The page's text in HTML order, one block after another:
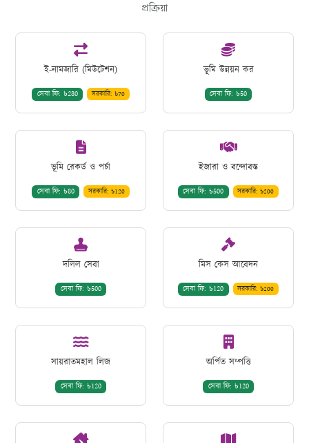
প্রক্রিয়া
ই-নামজারি (মিউটেশন)
সেবা ফি: ৳280 সরকারি: ৳70
ভূমি উন্নয়ন কর
সেবা ফি: ৳50
ভূমি রেকর্ড ও পর্চা
সেবা ফি: ৳80 সরকারি: ৳120
ইজারা ও বন্দোবস্ত
সেবা ফি: ৳500 সরকারি: ৳200
দলিল সেবা
সেবা ফি: ৳500
মিস কেস আবেদন
সেবা ফি: ৳120 সরকারি: ৳200
সায়রাতমহাল লিজ
সেবা ফি: ৳120
অর্পিত সম্পত্তি
সেবা ফি: ৳120